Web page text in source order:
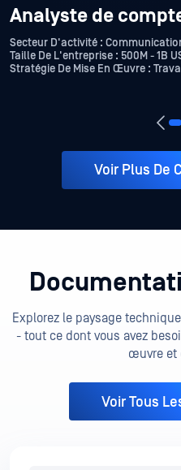
Analyste de
Secteur D'activité :
Taille De L'entreprise : 500M - 1B
Stratégie De Mise En Œuvre :
Voir Plus De
Explorez le paysage
- tout ce dont vous avez
œuvre et
Voir Tous